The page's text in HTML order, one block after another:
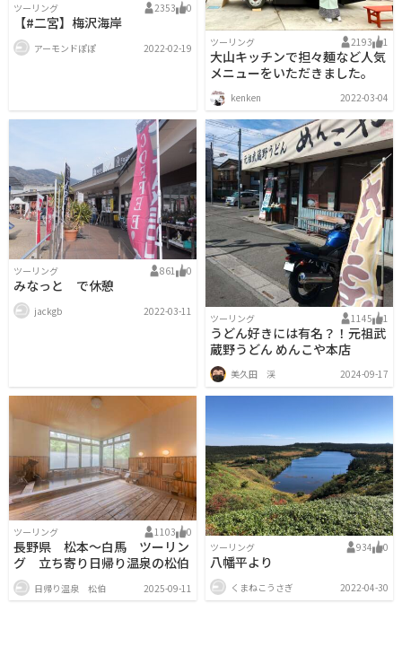
ツーリング 2353 0
【#二宮】梅沢海岸
アーモンドぽぽ 2022-02-19 ツーリング 2193 1
大山キッチンで担々麺など人気
メニューをいただきました。
kenken 2022-03-04
ツーリング 861 0
みなっと で休憩
jackgb 2022-03-11
ツーリング 1145 1
うどん好きには有名？！元祖武
蔵野うどん めんこや本店
美久田 渓 2024-09-17
ツーリング 1103 0
長野県 松本～白馬 ツーリン
グ 立ち寄り日帰り温泉の松伯
日帰り温泉 松伯 2025-09-11
ツーリング 934 0
八幡平より
くまねこうさぎ 2022-04-30